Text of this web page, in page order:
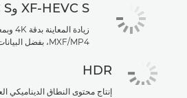
XF-HEVC S‏ وXF-AVC S‏ وXF-AVC
MP4‏/MXF، بفضل البيانات التعريفية التفصيلية
HDR
إنتاج محتوى النطاق الديناميكي